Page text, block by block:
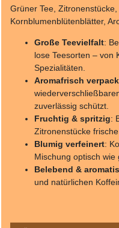
Grüner Tee, Zitronenstücke,
Kornblumenblütenblätter,
Große Teevielfalt:
lose Teesorten – von
Spezialitäten.
Aromafrisch
zuverlässig schützt.
Fruchtig & spritzig:
Zitronenstücke
Blumig verfeinert:
Mischung optisch wie
Belebend &
und natürlichen